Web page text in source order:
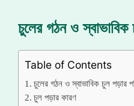
চুলের গঠন ও স্বাভাবিক
Table of Contents
চুলের গঠন ও স্বাভাবিক চুল পড়ার
চুল পড়ার কারণ